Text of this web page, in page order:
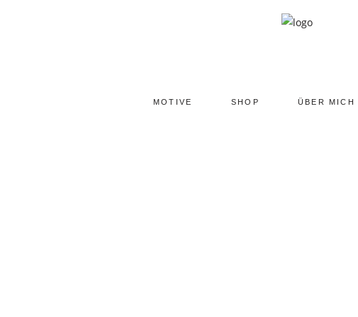
MOTIVE SHOP ÜBER MICH